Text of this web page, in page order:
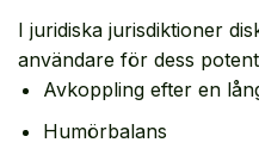
I juridiska jurisdiktioner
användare för dess
Avkoppling efter en
Humörbalans